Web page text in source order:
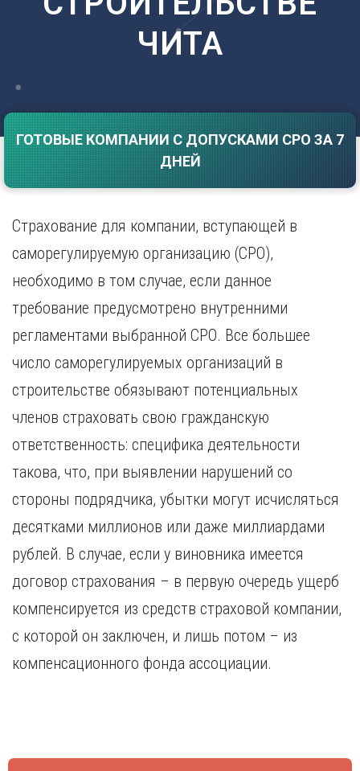
Волгоград
И
Иваново
Ижевск
Иркутск
Казань
Калининград
Кемерово
Киров
Краснодар
Курган
Курск
Л
Липецк
М
Махачкала
Мурманск
Н
Набережные Челны
Нижний Новгород
Нижний Тагил
Новокузнецк
Новосибирск
Саратов
Ставрополь
Т
Томск
Тула
Тюмень
У
Улан-Удэ
Ульяновск
Хабаровск
Чебоксары
Челябинск
Череповец
Чита
Ярославль
ЧИТА
ГОТОВЫЕ КОМПАНИИ С ДОПУСКАМИ СРО ЗА 7
ДНЕЙ
Страхование для компании, вступающей в
саморегулируемую организацию (СРО),
необходимо в том случае, если данное
требование предусмотрено внутренними
регламентами выбранной СРО. Все большее
число саморегулируемых организаций в
строительстве обязывают потенциальных
членов страховать свою гражданскую
ответственность: специфика деятельности
такова, что, при выявлении нарушений со
стороны подрядчика, убытки могут исчисляться
десятками миллионов или даже миллиардами
рублей. В случае, если у виновника имеется
договор страхования – в первую очередь ущерб
компенсируется из средств страховой компании,
с которой он заключен, и лишь потом – из
компенсационного фонда ассоциации.